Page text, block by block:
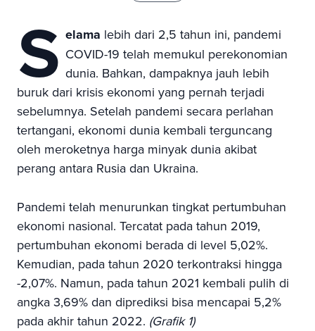
S elama lebih dari 2,5 tahun ini, pandemi
COVID-19 telah memukul perekonomian
dunia. Bahkan, dampaknya jauh lebih
buruk dari krisis ekonomi yang pernah terjadi
sebelumnya. Setelah pandemi secara perlahan
tertangani, ekonomi dunia kembali terguncang
oleh meroketnya harga minyak dunia akibat
perang antara Rusia dan Ukraina.
Pandemi telah menurunkan tingkat pertumbuhan
ekonomi nasional. Tercatat pada tahun 2019,
pertumbuhan ekonomi berada di level 5,02%.
Kemudian, pada tahun 2020 terkontraksi hingga
-2,07%. Namun, pada tahun 2021 kembali pulih di
angka 3,69% dan diprediksi bisa mencapai 5,2%
pada akhir tahun 2022. (Grafik 1)